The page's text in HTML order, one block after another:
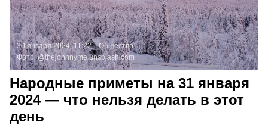
30 января 2024, 11:22
Общество
Фото:@thejohnnyme unsplash.com
Народные приметы на 31 января
2024 — что нельзя делать в этот
день